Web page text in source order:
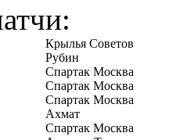
Крылья Советов
Рубин
Спартак Москва
Спартак Москва
Спартак Москва
Ахмат
Спартак Москва